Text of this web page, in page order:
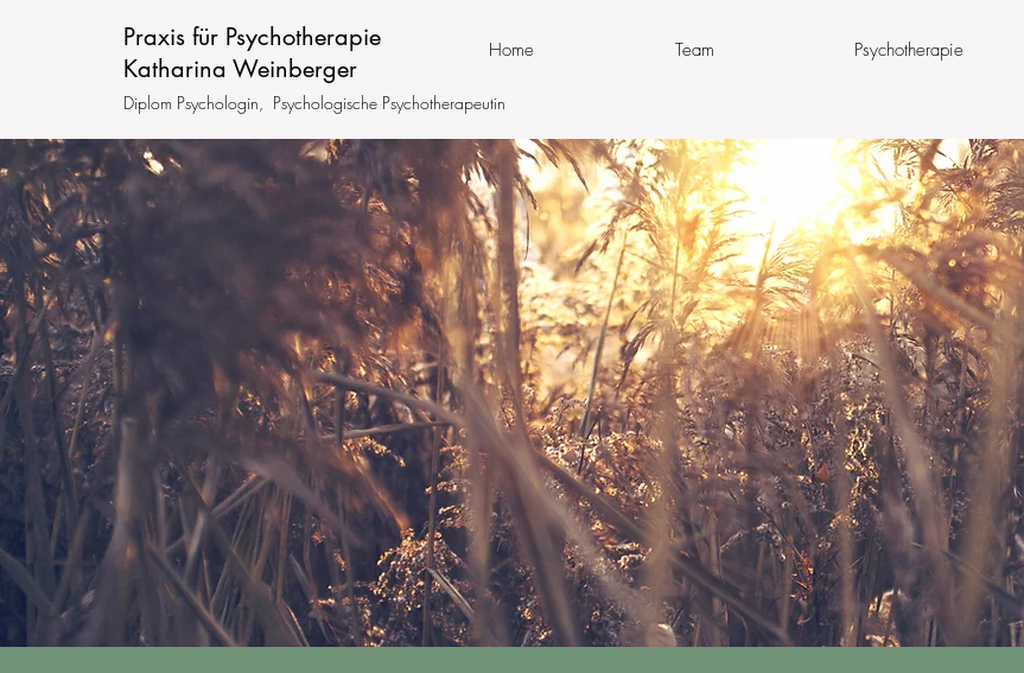
Praxis für Psychotherapie
Katharina Weinberger
Diplom Psychologin, Psychologische Psychotherapeutin
Home Team Psychotherapie